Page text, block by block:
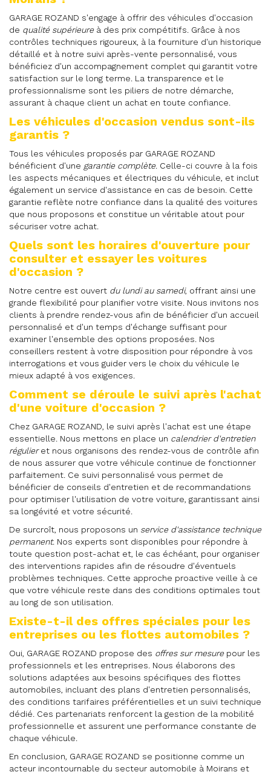
GARAGE ROZAND s'engage à offrir des véhicules d'occasion
de qualité supérieureà des prix compétitifs. Grâce à nos
contrôles techniques rigoureux, à la fourniture d'un historique
détaillé et à notre suivi après-vente personnalisé, vous
bénéficiez d'un accompagnement complet qui garantit votre
satisfaction sur le long terme. La transparence et le
professionnalisme sont les piliers de notre démarche,
assurant à chaque client un achat en toute confiance.
Les véhicules d'occasion vendus sont-ils
garantis ?
Tous les véhicules proposés par GARAGE ROZAND
bénéficient d'une garantie complète. Celle-ci couvre à la fois
les aspects mécaniques et électriques du véhicule, et inclut
également un service d'assistance en cas de besoin. Cette
garantie reflète notre confiance dans la qualité des voitures
que nous proposons et constitue un véritable atout pour
sécuriser votre achat.
Quels sont les horaires d'ouverture pour
consulter et essayer les voitures
d'occasion ?
Notre centre est ouvert du lundi au samedi, offrant ainsi une
grande flexibilité pour planifier votre visite. Nous invitons nos
clients à prendre rendez-vous afin de bénéficier d'un accueil
personnalisé et d'un temps d'échange suffisant pour
examiner l'ensemble des options proposées. Nos
conseillers restent à votre disposition pour répondre à vos
interrogations et vous guider vers le choix du véhicule le
mieux adapté à vos exigences.
Comment se déroule le suivi après l'achat
d'une voiture d'occasion ?
Chez GARAGE ROZAND, le suivi après l'achat est une étape
essentielle. Nous mettons en place un calendrier d'entretien
régulieret nous organisons des rendez-vous de contrôle afin
de nous assurer que votre véhicule continue de fonctionner
parfaitement. Ce suivi personnalisé vous permet de
bénéficier de conseils d'entretien et de recommandations
pour optimiser l'utilisation de votre voiture, garantissant ainsi
sa longévité et votre sécurité.
De surcroît, nous proposons un service d'assistance technique
permanent. Nos experts sont disponibles pour répondre à
toute question post-achat et, le cas échéant, pour organiser
des interventions rapides afin de résoudre d'éventuels
problèmes techniques. Cette approche proactive veille à ce
que votre véhicule reste dans des conditions optimales tout
au long de son utilisation.
Existe-t-il des offres spéciales pour les
entreprises ou les flottes automobiles ?
Oui, GARAGE ROZAND propose des offres sur mesurepour les
professionnels et les entreprises. Nous élaborons des
solutions adaptées aux besoins spécifiques des flottes
automobiles, incluant des plans d'entretien personnalisés,
des conditions tarifaires préférentielles et un suivi technique
dédié. Ces partenariats renforcent la gestion de la mobilité
professionnelle et assurent une performance constante de
chaque véhicule.
En conclusion, GARAGE ROZAND se positionne comme un
acteur incontournable du secteur automobile à Moirans et